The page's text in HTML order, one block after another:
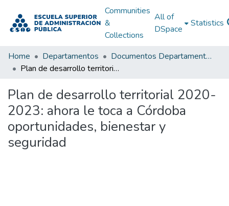
Communities
&
Collections
All of
DSpace
Statistics
Home Departamentos
Documentos Departamentales
Plan de desarrollo territorial 2020-2023: ahora le toca a Córdoba oportunidades, bienestar y seguridad
Plan de desarrollo territorial 2020-
2023: ahora le toca a Córdoba
oportunidades, bienestar y
seguridad